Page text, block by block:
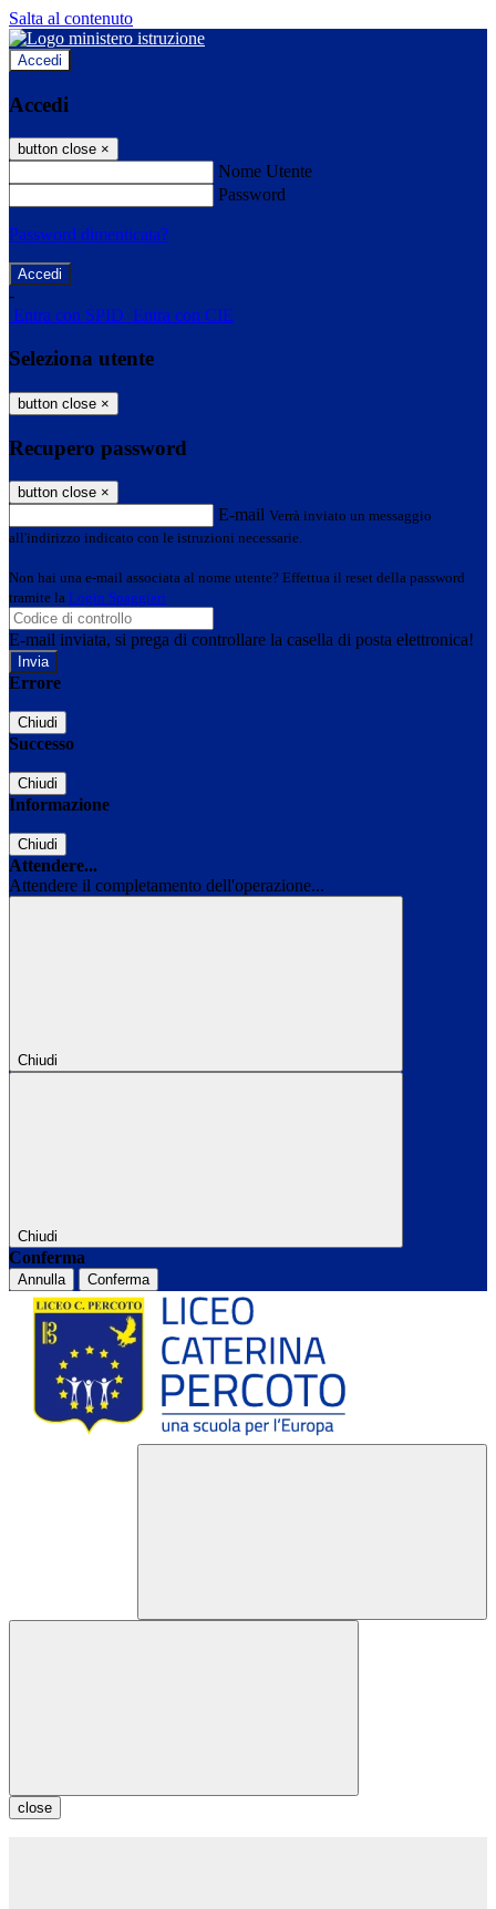
Salta al contenuto
Accedi
Accedi
button close ×
Nome Utente
Password
Password dimenticata?
-
Entra con SPID Entra con CIE
Seleziona utente
button close ×
Recupero password
button close ×
E-mail Verrà inviato un messaggio
all'indirizzo indicato con le istruzioni necessarie.
Non hai una e-mail associata al nome utente? Effettua il reset della password
tramite la Login Spaggiari
E-mail inviata, si prega di controllare la casella di posta elettronica!
Errore
Chiudi
Successo
Chiudi
Informazione
Chiudi
Attendere...
Attendere il completamento dell'operazione...
Chiudi
Chiudi
Conferma
Annulla Conferma
close